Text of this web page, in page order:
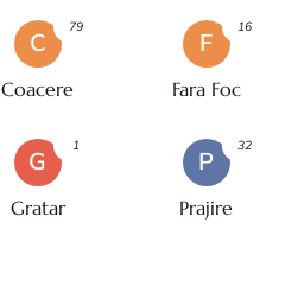
C
Coacere
79
F
Fara Foc
16
G
Gratar
1
P
Prajire
32